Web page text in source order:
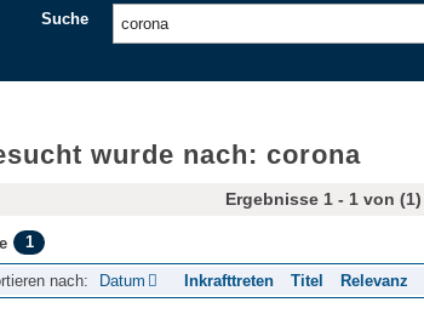
Suche
wurde nach: corona
Ergebnisse 1 - 1 von (1)
1
nach: Datum Inkrafttreten Titel Relevanz